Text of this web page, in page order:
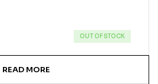
OUT OF STOCK
READ MORE